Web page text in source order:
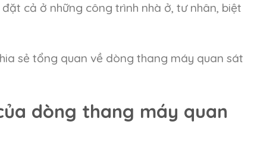
cả ở những công trình nhà ở, tư nhân, biệt
sẻ tổng quan về dòng thang máy quan sát
dòng thang máy quan